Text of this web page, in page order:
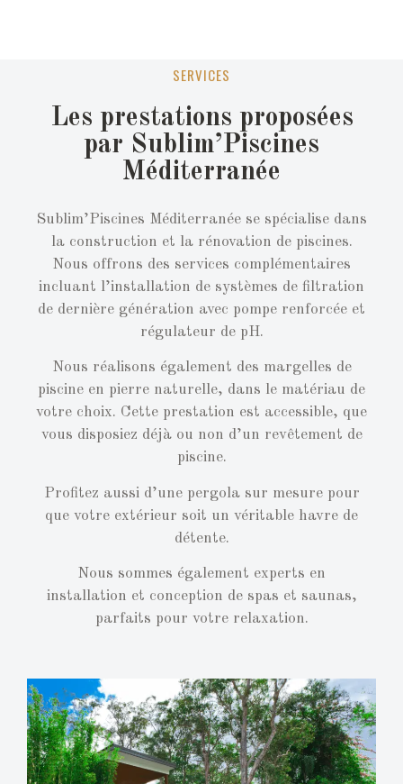
SERVICES
Les prestations proposées
par Sublim’Piscines
Méditerranée
Sublim’Piscines Méditerranée se spécialise dans
la construction et la rénovation de piscines.
Nous offrons des services complémentaires
incluant l’installation de systèmes de filtration
de dernière génération avec pompe renforcée et
régulateur de pH.
Nous réalisons également des margelles de
piscine en pierre naturelle, dans le matériau de
votre choix. Cette prestation est accessible, que
vous disposiez déjà ou non d’un revêtement de
piscine.
Profitez aussi d’une pergola sur mesure pour
que votre extérieur soit un véritable havre de
détente.
Nous sommes également experts en
installation et conception de spas et saunas,
parfaits pour votre relaxation.